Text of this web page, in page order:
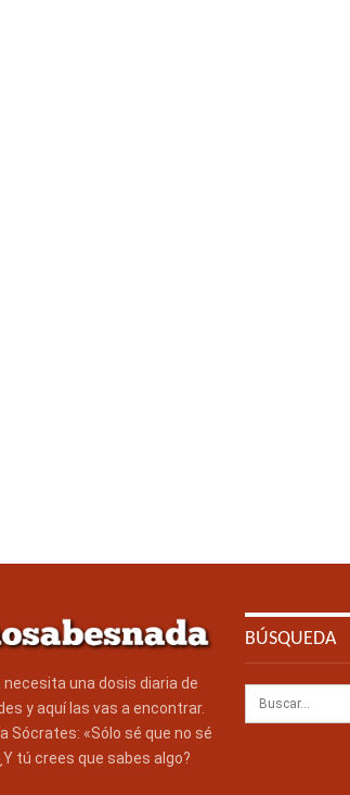
necesita una dosis diaria de
y aquí las vas a encontrar.
Sócrates: «Sólo sé que no sé
tú crees que sabes algo?
BÚSQUEDA